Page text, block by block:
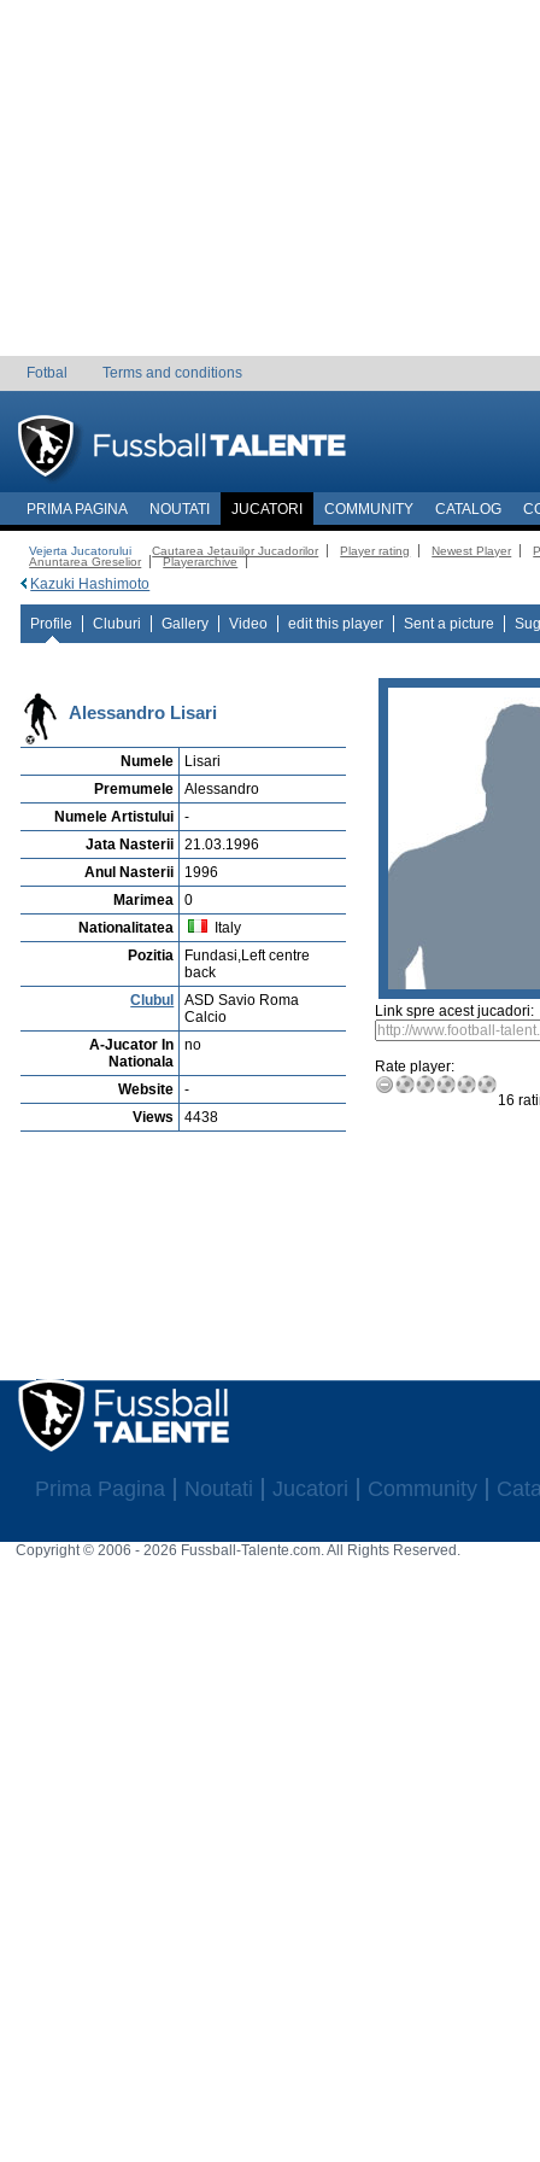
Fotbal Terms and conditions
PRIMA PAGINA NOUTATI JUCATORI COMMUNITY CATALOG
Vejerta Jucatorului Cautarea Jetauilor Jucadorilor Player rating Newest Player
Anuntarea Greselior
Playerarchive
Kazuki Hashimoto
Profile Cluburi Gallery Video edit this player Sent a picture
Alessandro Lisari
Numele
Lisari
Premumele
Alessandro
Numele Artistului
-
Jata Nasterii
21.03.1996
Anul Nasterii
1996
Marimea
0
Nationalitatea
Italy
Pozitia
Fundasi,Left centre
back
Clubul
ASD Savio Roma
Calcio
A-Jucator In
Nationala
no
Website
-
Views
4438
Link spre acest jucadori:
Rate player:
16
Prima Pagina Noutati Jucatori Community
Copyright © 2006 - 2026 Fussball-Talente.com. All Rights Reserved.